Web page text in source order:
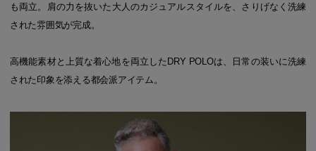
も両立。肩の力を抜いた大人のカジュアルスタイルを、さりげなく洗練
された雰囲気が完成。
高機能素材と上質な着心地を両立したDRY POLOは、日常の装いに洗練
された印象を添える都会派アイテム。